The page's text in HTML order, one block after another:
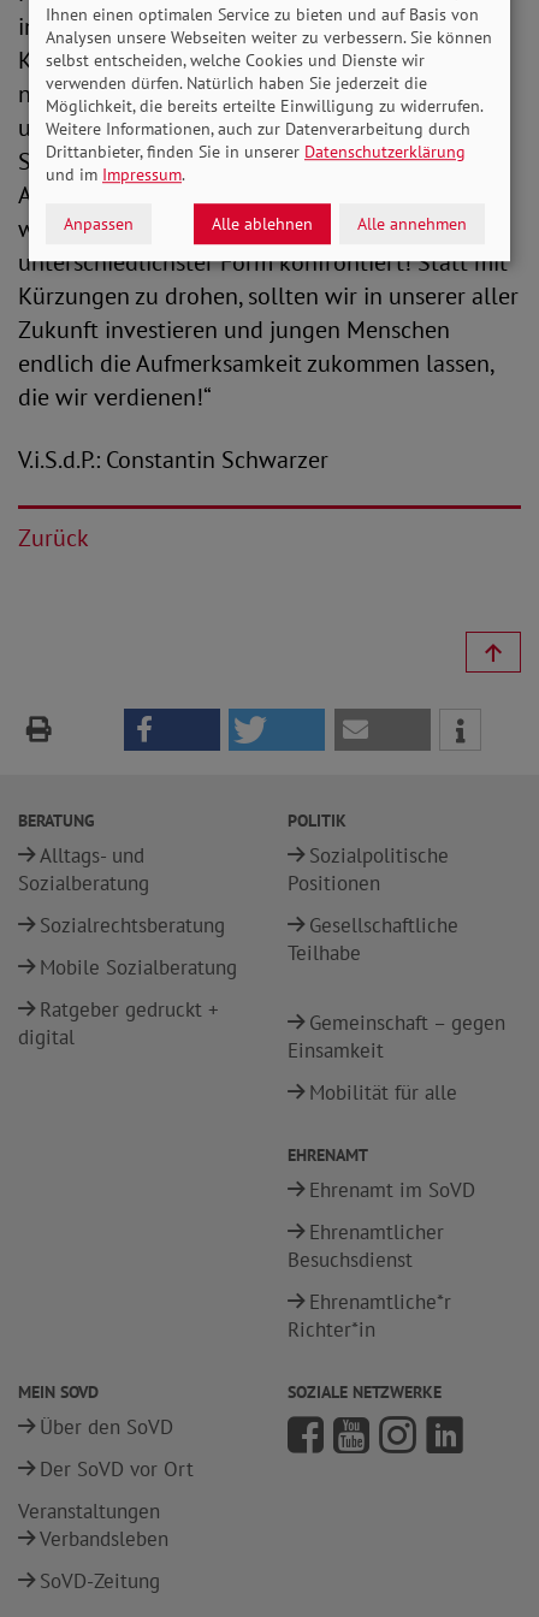
insbesondere jene mit Behinderungen oder
Krankheiten sind besonders stark von den
negativen Folgen der diversen Krisen betroffen
und brauchen daher gezielte Unterstützung.
Statt einem notwendigen Ausbau von
Angeboten der Kinder- und Jugendhilfe, sehen
wir uns mit zahlreichen Barrieren
unterschiedlichster Form konfrontiert! Statt mit
Kürzungen zu drohen, sollten wir in unserer aller
Zukunft investieren und jungen Menschen
endlich die Aufmerksamkeit zukommen lassen,
die wir verdienen!“
V.i.S.d.P.: Constantin Schwarzer
Zurück
BERATUNG
Alltags- und
Sozialberatung
Sozialrechtsberatung
Mobile Sozialberatung
Ratgeber gedruckt +
digital
POLITIK
Sozialpolitische
Positionen
Gesellschaftliche
Teilhabe
Gemeinschaft – gegen
Einsamkeit
Mobilität für alle
EHRENAMT
Ehrenamt im SoVD
Ehrenamtlicher
Besuchsdienst
Ehrenamtliche*r
Richter*in
MEIN SOVD
Über den SoVD
Der SoVD vor Ort
Veranstaltungen
Verbandsleben
SoVD-Zeitung
SOZIALE NETZWERKE
Ihnen einen optimalen Service zu bieten und auf Basis von
Analysen unsere Webseiten weiter zu verbessern. Sie können
selbst entscheiden, welche Cookies und Dienste wir
verwenden dürfen. Natürlich haben Sie jederzeit die
Möglichkeit, die bereits erteilte Einwilligung zu widerrufen.
Weitere Informationen, auch zur Datenverarbeitung durch
Drittanbieter, finden Sie in unserer Datenschutzerklärung
und im Impressum.
Anpassen Alle ablehnen Alle annehmen